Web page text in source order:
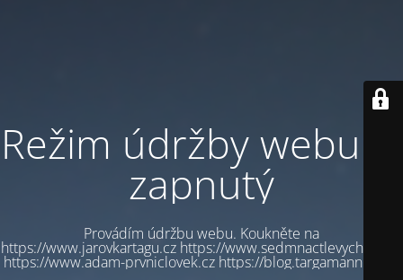
Režim údržby webu je
zapnutý
Provádím údržbu webu. Koukněte na
https://www.jarovkartagu.cz https://www.sedmnactlevychbot.cz
https://www.adam-prvniclovek.cz https://blog.targamannum.cz